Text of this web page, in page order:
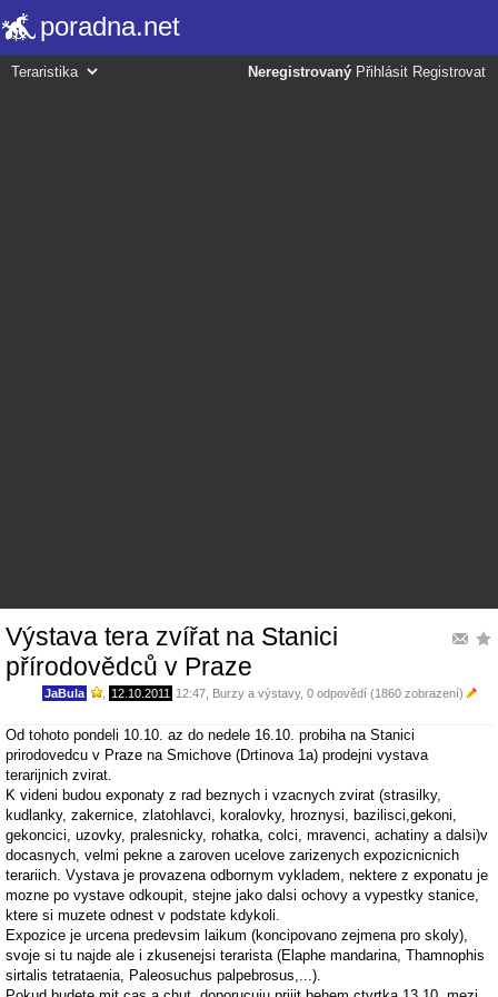
poradna.net
Neregistrovaný Přihlásit Registrovat
Výstava tera zvířat na Stanici
přírodovědců v Praze
JaBula 12.10.2011 12:47 Burzy a výstavy, 0 odpovědí (1860 zobrazení)
Od tohoto pondeli 10.10. az do nedele 16.10. probiha na Stanici
prirodovedcu v Praze na Smichove (Drtinova 1a) prodejni vystava
terarijnich zvirat.
K videni budou exponaty z rad beznych i vzacnych zvirat (strasilky,
kudlanky, zakernice, zlatohlavci, koralovky, hroznysi, bazilisci,gekoni,
gekoncici, uzovky, pralesnicky, rohatka, colci, mravenci, achatiny a dalsi)v
docasnych, velmi pekne a zaroven ucelove zarizenych expozicnicnich
terariich. Vystava je provazena odbornym vykladem, nektere z exponatu je
mozne po vystave odkoupit, stejne jako dalsi ochovy a vypestky stanice,
ktere si muzete odnest v podstate kdykoli.
Expozice je urcena predevsim laikum (koncipovano zejmena pro skoly),
svoje si tu najde ale i zkusenejsi terarista (Elaphe mandarina, Thamnophis
sirtalis tetrataenia, Paleosuchus palpebrosus,...).